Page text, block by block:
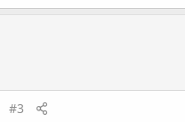
#3